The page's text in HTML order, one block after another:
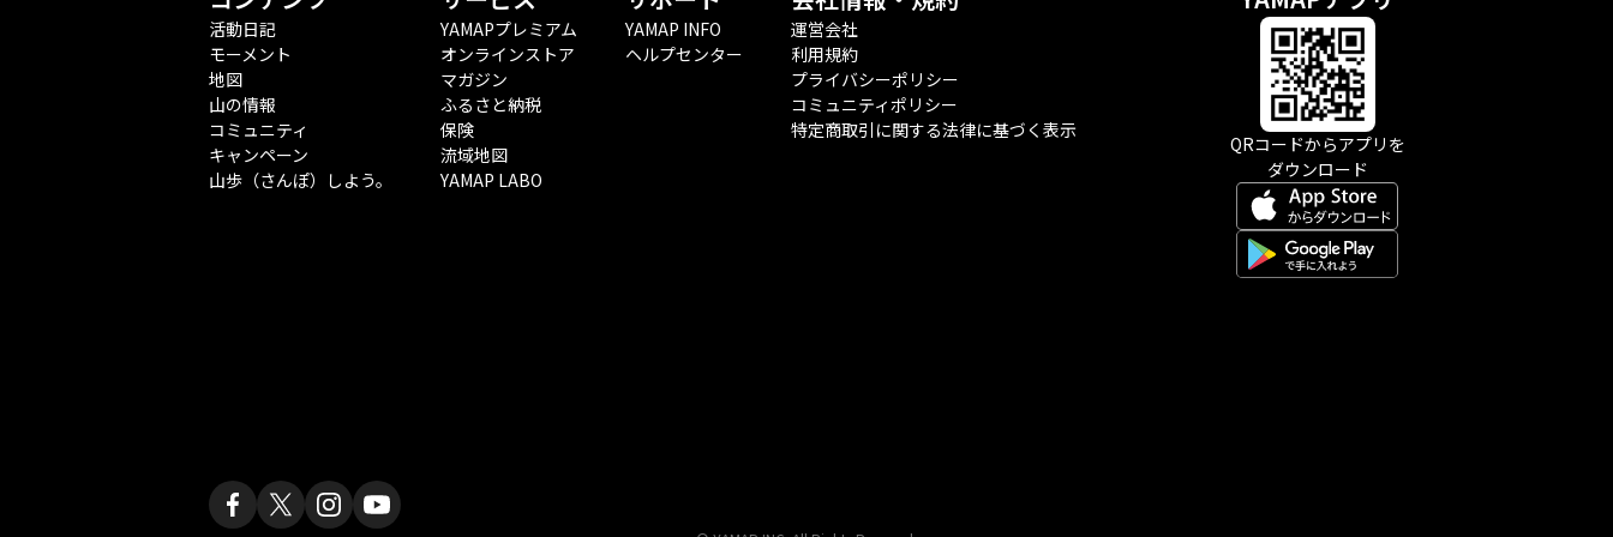
活動日記
モーメント
地図
山の情報
コミュニティ
キャンペーン
山歩（さんぽ）しよう。
YAMAPプレミアム
オンラインストア
マガジン
ふるさと納税
保険
流域地図
YAMAP LABO
YAMAP INFO
ヘルプセンター
運営会社
利用規約
プライバシーポリシー
コミュニティポリシー
特定商取引に関する法律に基づく表示
QRコードからアプリを
ダウンロード